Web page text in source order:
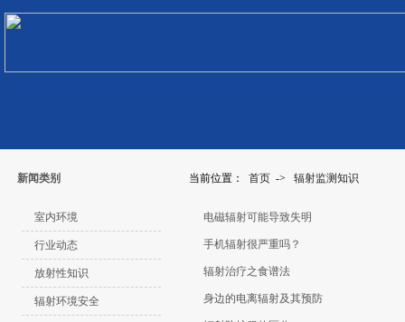
新闻类别 当前位置： 首页 -> 辐射监测知识
室内环境
行业动态
放射性知识
辐射环境安全
电磁辐射可能导致失明
手机辐射很严重吗？
辐射治疗之食谱法
身边的电离辐射及其预防